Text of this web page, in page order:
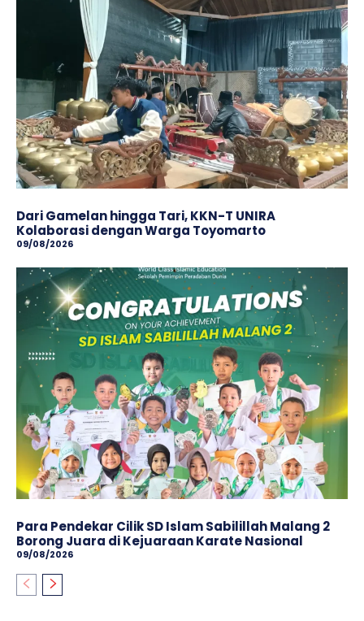
Dari Gamelan hingga Tari, KKN-T UNIRA
Kolaborasi dengan Warga Toyomarto
09/08/2026
Para Pendekar Cilik SD Islam Sabilillah Malang 2
Borong Juara di Kejuaraan Karate Nasional
09/08/2026